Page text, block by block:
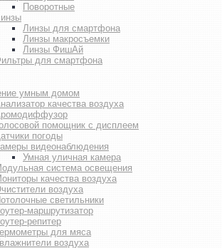
Поворотные
Линзы для смартфона
Линзы макросъемки
Линзы ФишАй
для смартфона
умным домом
качества воздуха
помощник с дисплеем
погоды
видеонаблюдения
Умная уличная камера
система освещения
качества воздуха
воздуха
светильники
маршрутизатор
репитер
для мяса
воздуха